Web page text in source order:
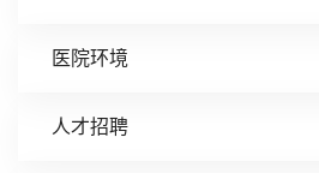
医院环境
人才招聘